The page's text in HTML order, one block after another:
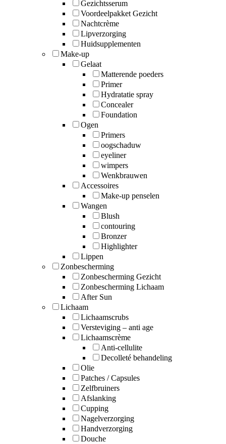
Gezichtsserum
Voordeelpakket Gezicht
Nachtcrème
Lipverzorging
Huidsupplementen
Make-up
Gelaat
Matterende poeders
Primer
Hydratatie spray
Concealer
Foundation
Ogen
Primers
oogschaduw
eyeliner
wimpers
Wenkbrauwen
Accessoires
Make-up penselen
Wangen
Blush
contouring
Bronzer
Highlighter
Lippen
Zonbescherming
Zonbescherming Gezicht
Zonbescherming Lichaam
After Sun
Lichaam
Lichaamscrubs
Versteviging – anti age
Lichaamscrème
Anti-cellulite
Decolleté behandeling
Olie
Patches / Capsules
Zelfbruiners
Afslanking
Cupping
Nagelverzorging
Handverzorging
Douche